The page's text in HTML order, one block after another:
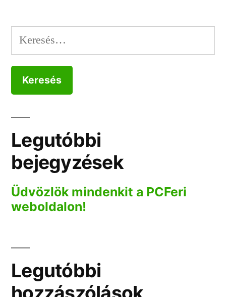
PCFeri
Keresés:
Legutóbbi
bejegyzések
Üdvözlök mindenkit a PCFeri
weboldalon!
Legutóbbi